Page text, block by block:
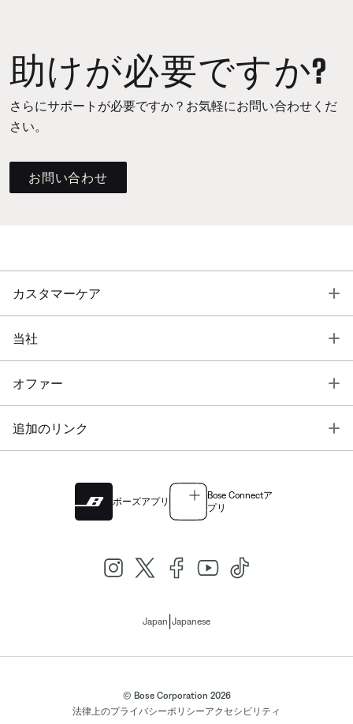
助けが必要ですか?
さらにサポートが必要ですか？お気軽にお問い合わせくだ
さい。
お問い合わせ
カスタマーケア
当社
オファー
追加のリンク
ボーズアプリ
Bose Connectア
プリ
Japan Japanese
© Bose Corporation 2026
法律上のプライバシーポリシーアクセシビリティ